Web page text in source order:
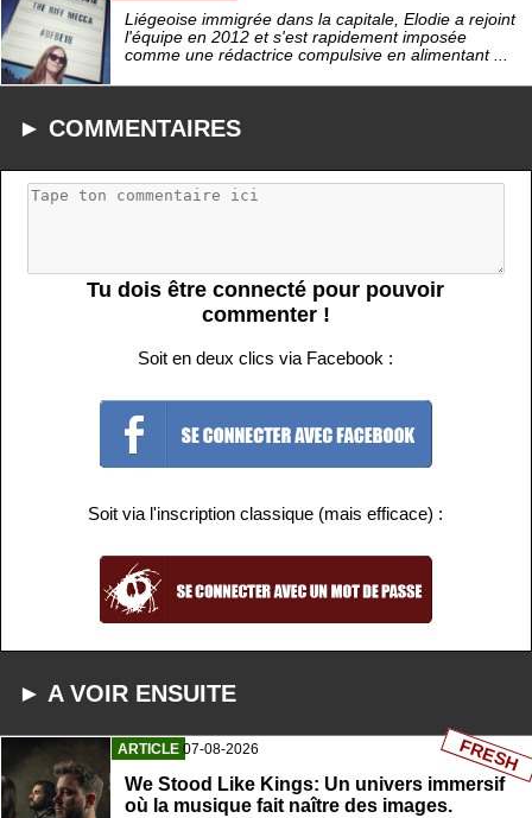
Liégeoise immigrée dans la capitale, Elodie a rejoint
l'équipe en 2012 et s'est rapidement imposée
comme une rédactrice compulsive en alimentant ...
► COMMENTAIRES
Tu dois être connecté pour pouvoir
commenter !
Soit en deux clics via Facebook :
Soit via l'inscription classique (mais efficace) :
► A VOIR ENSUITE
ARTICLE 07-08-2026
We Stood Like Kings: Un univers immersif
où la musique fait naître des images.
FRESH